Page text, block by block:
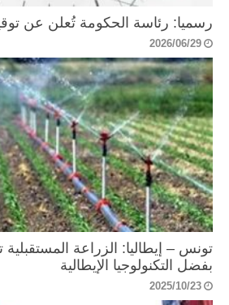
رسميا: رئاسة الحكومة تُعلن عن
2026/06/29
تونس – إيطاليا: الزراعة
بفضل التكنولوجيا الإيطالية
2025/10/23